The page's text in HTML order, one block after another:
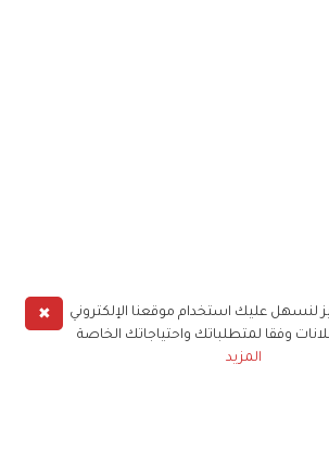
✖
لنسهل عليك استخدام موقعنا الإلكتروني
وفقا لمتطلباتك واحتياجاتك الخاصة
المزيد